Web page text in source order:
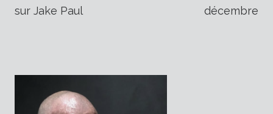
de
l’article
sur Jake Paul
décembre